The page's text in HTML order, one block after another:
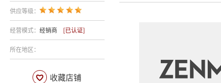
供应等级：
经营模式： 经销商 [已认证]
所在地区：
收藏店铺